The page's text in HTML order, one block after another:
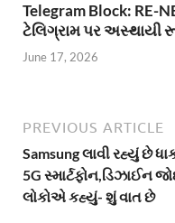
Telegram Block: RE-
ટેલિગ્રામ પર અસ્થાયી
June 17, 2026
PREVIOUS ARTICLE
Samsung લાવી રહ્યું છે
5G સ્માર્ટફોન,ડિઝાઈન
લોકોએ કહ્યું- શું વાત છે